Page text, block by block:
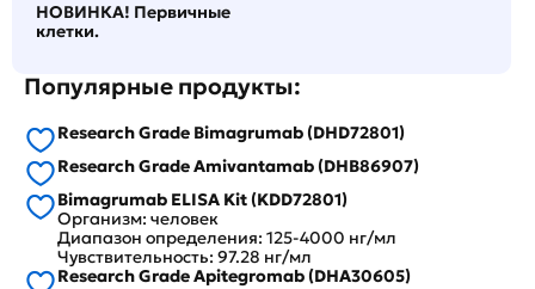
НОВИНКА! Первичные
клетки.
Популярные продукты:
Research Grade Bimagrumab (DHD72801)
Research Grade Amivantamab (DHB86907)
Bimagrumab ELISA Kit (KDD72801)
Организм: человек
Диапазон определения: 125-4000 нг/мл
Чувствительность: 97.28 нг/мл
Research Grade Apitegromab (DHA30605)